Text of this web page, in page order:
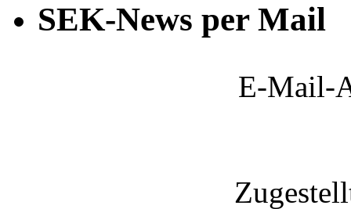
SEK-News per Mail
E-Mail-